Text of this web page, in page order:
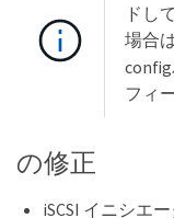
ドし
場合
フィ
の修正
iSCSI イニシエ